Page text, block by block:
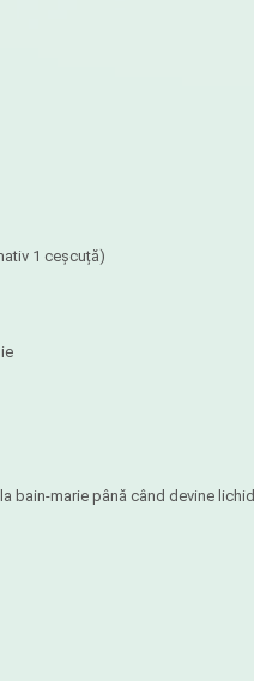
1 ceșcuță)
bain-marie până când devine lichid